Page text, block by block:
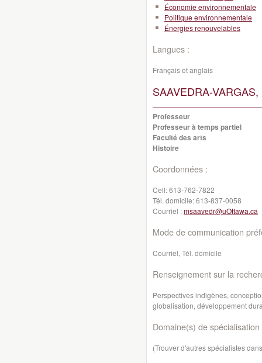
Économie environnementale
Politique environnementale
Énergies renouvelables
Langues :
Français et anglais
SAAVEDRA-
Professeur
Professeur à temps partiel
Faculté des arts
Histoire
Coordonnées :
Cell:613-762-7822
Tél. domicile:613-837-0058
Courriel :msaavedr@uOttawa.ca
Mode de communication
Courriel, Tél. domicile
Renseignement sur la
Perspectives indigènes,
globalisation, développement
Domaine(s) de spécialisation
(Trouver d'autres spécialistes